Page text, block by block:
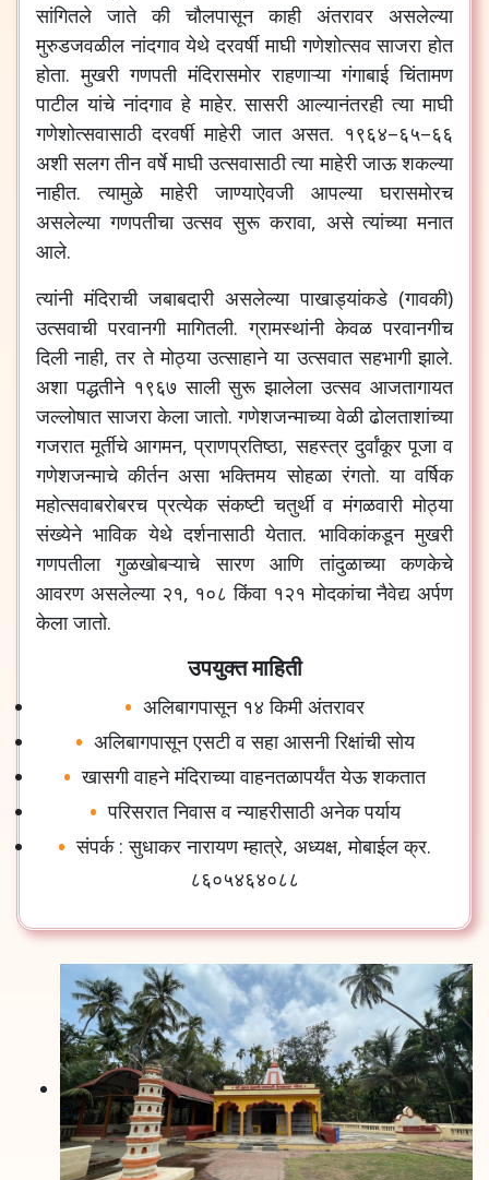
सांगितले जाते की चौलपासून काही अंतरावर असलेल्या
मुरुडजवळील नांदगाव येथे दरवर्षी माघी गणेशोत्सव साजरा होत
होता.मुखरी गणपती मंदिरासमोर राहणाऱ्या गंगाबाई चिंतामण
पाटील यांचे नांदगाव हे माहेर.सासरी आल्यानंतरही त्या माघी
गणेशोत्सवासाठी दरवर्षी माहेरी जात असत. १९६४–६५–६६
अशी सलग तीन वर्षे माघी उत्सवासाठी त्या माहेरी जाऊ शकल्या
नाहीत.त्यामुळे माहेरी जाण्याऐवजी आपल्या
घरासमोरच
असलेल्या गणपतीचा उत्सव सुरू करावा, असे त्यांच्या मनात
आले.
त्यांनी मंदिराची जबाबदारी असलेल्या पाखाड्यांकडे(गावकी)
उत्सवाची परवानगी मागितली.ग्रामस्थांनी केवळ परवानगीच
दिली नाही,तर ते मोठ्या उत्साहाने या उत्सवात सहभागी झाले.
अशा पद्धतीने १९६७ साली सुरू झालेला उत्सव आजतागायत
जल्लोषात साजरा केला जातो.गणेशजन्माच्या वेळी ढोलताशांच्या
गजरात मूर्तीचे आगमन,प्राणप्रतिष्ठा,सहस्त्र दुर्वांकूर पूजा व
गणेशजन्माचे कीर्तन असा भक्तिमय सोहळा रंगतो.या वर्षिक
महोत्सवाबरोबरच प्रत्येक संकष्टी चतुर्थी व मंगळवारी मोठ्या
संख्येने भाविक येथे दर्शनासाठी येतात. भाविकांकडून मुखरी
गणपतीला
गुळखोबऱ्याचे सारण आणि तांदुळाच्या
कणकेचे
आवरण असलेल्या २१, १०८ किंवा १२१ मोदकांचा नैवेद्य अर्पण
केला जातो.
उपयुक्त माहिती
अलिबागपासून १४ किमी अंतरावर
अलिबागपासून एसटी व सहा आसनी रिक्षांची सोय
खासगी वाहने मंदिराच्या वाहनतळापर्यंत येऊ शकतात
परिसरात निवास व न्याहरीसाठी अनेक पर्याय
संपर्क:सुधाकर नारायण म्हात्रे, अध्यक्ष,मोबाईल क्र.
८६०५४६४०८८